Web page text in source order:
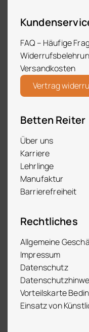
FAQ – Häufige
Versandkosten
Vertrag
Betten Reiter
Über uns
Karriere
Lehrlinge
Manufaktur
Barrierefreiheit
Rechtliches
Allgemeine
Impressum
Datenschutz
Vorteilskarte
Einsatz von